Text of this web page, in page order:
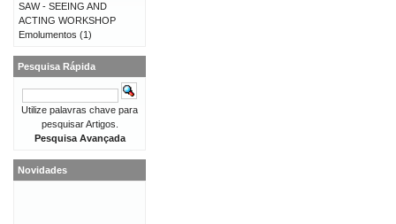
SAW - SEEING AND
ACTING WORKSHOP
Emolumentos (1)
Pesquisa Rápida
Utilize palavras chave para
pesquisar Artigos.
Pesquisa Avançada
Novidades